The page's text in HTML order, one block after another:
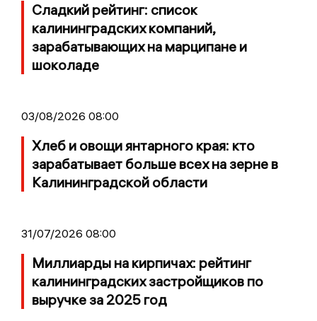
Сладкий рейтинг: список
калининградских компаний,
зарабатывающих на марципане и
шоколаде
03/08/2026 08:00
Хлеб и овощи янтарного края: кто
зарабатывает больше всех на зерне в
Калининградской области
31/07/2026 08:00
Миллиарды на кирпичах: рейтинг
калининградских застройщиков по
выручке за 2025 год